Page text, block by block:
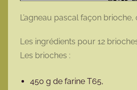
L’agneau pascal façon brioche,
Les ingrédients pour 12
Les brioches :
450 g de farine T65,